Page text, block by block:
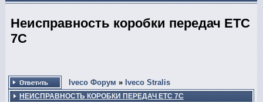
Неисправность коробки передач ETC
7C
Iveco Форум » Iveco Stralis
НЕИСПРАВНОСТЬ КОРОБКИ ПЕРЕДАЧ ETC 7C